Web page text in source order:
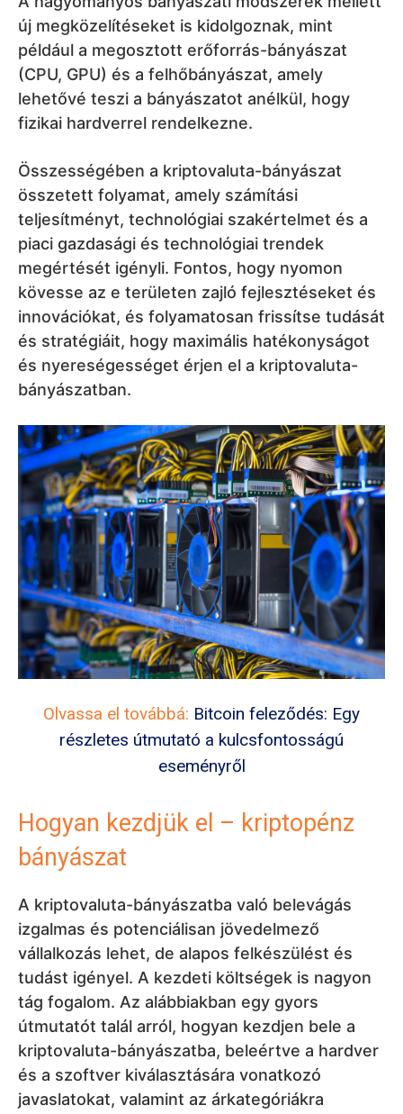
új megközelítéseket is kidolgoznak, mint
például a megosztott erőforrás-bányászat
(CPU, GPU) és a felhőbányászat, amely
lehetővé teszi a bányászatot anélkül, hogy
fizikai hardverrel rendelkezne.
Összességében a kriptovaluta-bányászat
összetett folyamat, amely számítási
teljesítményt, technológiai szakértelmet és a
piaci gazdasági és technológiai trendek
megértését igényli. Fontos, hogy nyomon
kövesse az e területen zajló fejlesztéseket és
innovációkat, és folyamatosan frissítse tudását
és stratégiáit, hogy maximális hatékonyságot
és nyereségességet érjen el a kriptovaluta-
bányászatban.
Olvassa el továbbá: Bitcoin feleződés: Egy
részletes útmutató a kulcsfontosságú
eseményről
Hogyan kezdjük el – kriptopénz
bányászat
A kriptovaluta-bányászatba való belevágás
izgalmas és potenciálisan jövedelmező
vállalkozás lehet, de alapos felkészülést és
tudást igényel. A kezdeti költségek is nagyon
tág fogalom. Az alábbiakban egy gyors
útmutatót talál arról, hogyan kezdjen bele a
kriptovaluta-bányászatba, beleértve a hardver
és a szoftver kiválasztására vonatkozó
javaslatokat, valamint az árkategóriákra